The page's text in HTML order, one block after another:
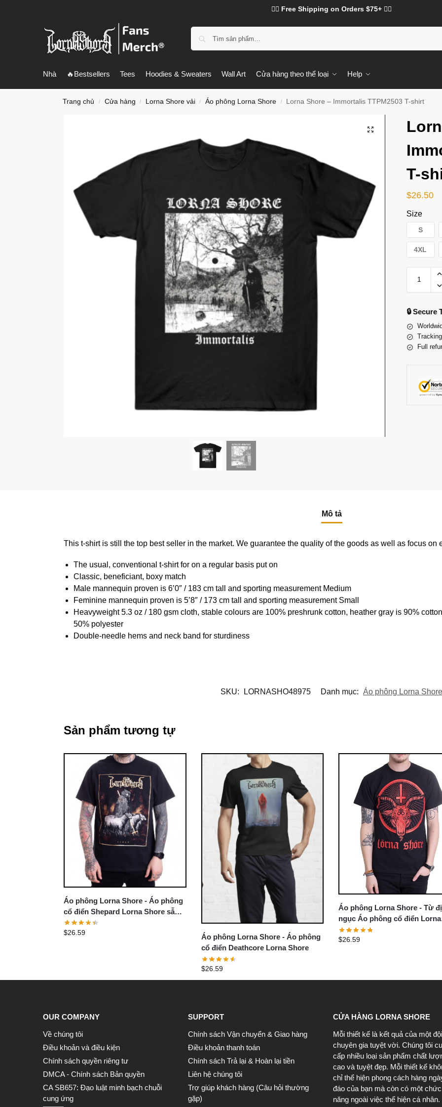
❤️‍🔥 Free Shipping on Orders $75+ ❤️‍🔥
Nhà 🔥Bestsellers Tees Hoodies & Sweaters Wall Art Cửa hàng theo thể loại Help
Trang chủ / Cửa hàng / Lorna Shore vải / Áo phông Lorna Shore / Lorna Shore – Immortalis TTPM2503 T-shirt
T-
$26.50
Size
S
4XL
🔒 Secure
Full
Mô tả
This t-shirt is still the top best seller in the market. We guarantee the quality of the goods as well as focus
The usual, conventional t-shirt for on a regular basis put on
Classic, beneficiant, boxy match
Male mannequin proven is 6’0″ / 183 cm tall and sporting measurement Medium
Feminine mannequin proven is 5’8″ / 173 cm tall and sporting measurement Small
Heavyweight 5.3 oz / 180 gsm cloth, stable colours are 100% preshrunk cotton, heather gray is 90%
50% polyester
Double-needle hems and neck band for sturdiness
SKU: LORNASHO48975 Danh mục: Áo phông Lorna Shore
Sản phẩm tương tự
Áo phông Lorna Shore - Áo phông
cổ điển Shepard Lorna Shore sẫm
màu
$26.59
Áo phông Lorna Shore - Áo phông
cổ điển Deathcore Lorna Shore
$26.59
Áo phông Lorna Shore - Từ
ngục Áo phông cổ điển Lorna
Shore
$26.59
OUR COMPANY
Về chúng tôi
Điều khoản và điều kiện
Chính sách quyền riêng tư
DMCA - Chính sách Bản quyền
CA SB657: Đạo luật minh bạch chuỗi
cung ứng
SUPPORT
Chính sách Vận chuyển & Giao hàng
Điều khoản thanh toán
Chính sách Trả lại & Hoàn lại tiền
Liên hệ chúng tôi
Trợ giúp khách hàng (Câu hỏi thường
gặp)
CỬA HÀNG LORNA SHORE
Mỗi thiết kế là kết quả của một
chuyên gia tuyệt vời. Chúng tôi
cấp nhiều loại sản phẩm chất
cao và tuyệt đẹp. Mỗi thiết kế
chỉ thể hiện phong cách hàng
đáo của bạn mà còn có một chức
năng ngoài việc thể hiện cá nhân.